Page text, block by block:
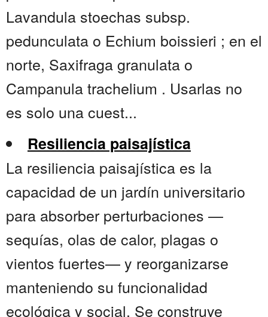
Lavandula stoechas subsp.
pedunculata o Echium boissieri ; en el
norte, Saxifraga granulata o
Campanula trachelium . Usarlas no
es solo una cuest...
Resiliencia paisajística
La resiliencia paisajística es la
capacidad de un jardín universitario
para absorber perturbaciones —
sequías, olas de calor, plagas o
vientos fuertes— y reorganizarse
manteniendo su funcionalidad
ecológica y social. Se construye